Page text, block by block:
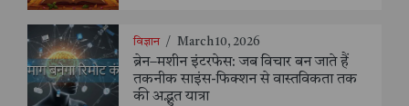
विज्ञान / March 10, 2026
ब्रेन–मशीन इंटरफेस: जब विचार बन जाते हैं
तकनीक साइंस-फिक्शन से वास्तविकता तक
की अद्भुत यात्रा